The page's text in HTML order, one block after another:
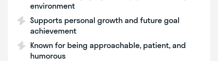
environment
Supports personal growth and future goal
achievement
Known for being approachable, patient, and
humorous